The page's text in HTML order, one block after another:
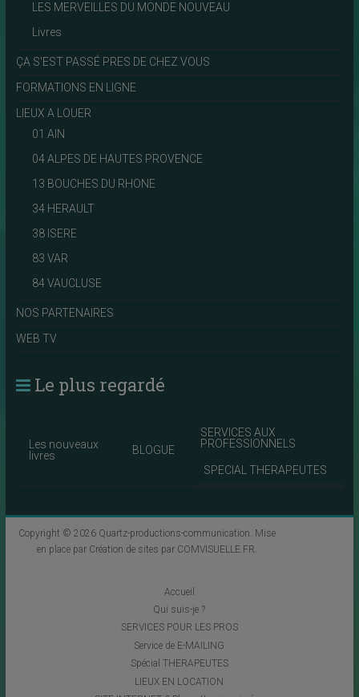
LES MERVEILLES DU MONDE NOUVEAU
Livres
ÇA S'EST PASSÉ PRES DE CHEZ VOUS
FORMATIONS EN LIGNE
LIEUX A LOUER
01 AIN
04 ALPES DE HAUTES PROVENCE
13 BOUCHES DU RHONE
34 HERAULT
38 ISERE
83 VAR
84 VAUCLUSE
NOS PARTENAIRES
WEB TV
Le plus regardé
Les nouveaux
livres
BLOGUE
SERVICES AUX
PROFESSIONNELS
SPECIAL THERAPEUTES
Copyright © 2026 Quartz-productions-communication. Mise
en place par Création de sites par COMVISUELLE.FR.
Accueil
Qui suis-je ?
SERVICES POUR LES PROS
Service de E-MAILING
Spécial THERAPEUTES
LIEUX EN LOCATION